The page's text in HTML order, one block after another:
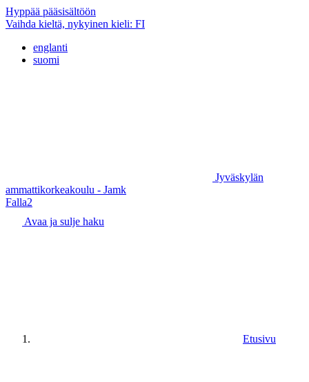
Hyppää pääsisältöön
Vaihda kieltä, nykyinen kieli: FI
englanti
suomi
Jyväskylän
ammattikorkeakoulu - Jamk
Falla2
Avaa ja sulje haku
Etusivu